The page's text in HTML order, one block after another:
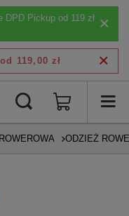
DPD Pickup od 119 zł
od 119,00 zł
ODZIEŻ